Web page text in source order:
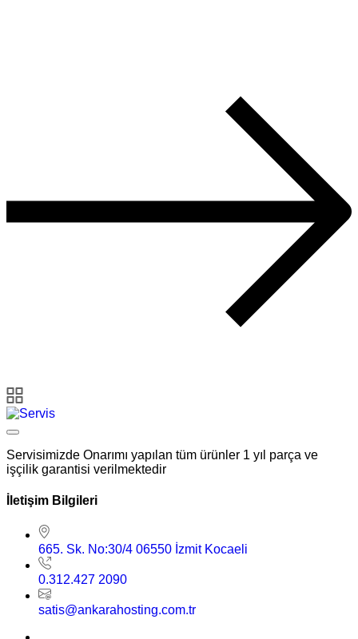
Servisimizde Onarımı yapılan tüm ürünler 1 yıl parça ve
işçilik garantisi verilmektedir
İletişim Bilgileri
665. Sk. No:30/4 06550 İzmit Kocaeli
0.312.427 2090
satis@ankarahosting.com.tr